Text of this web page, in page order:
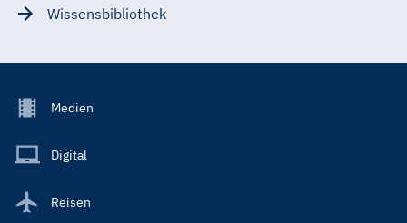
Wissensbibliothek
Footer
Main
Medien
Digital
Reisen